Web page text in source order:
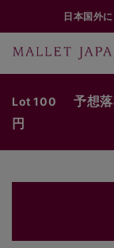
日本国外
Lot 100 予想
円